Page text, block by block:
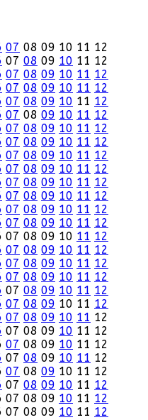
07 08 09 10 11 12
07 08 09 10 11 12
07 08 09 10 11 12
07 08 09 10 11 12
07 08 09 10 11 12
07 08 09 10 11 12
07 08 09 10 11 12
07 08 09 10 11 12
07 08 09 10 11 12
07 08 09 10 11 12
07 08 09 10 11 12
07 08 09 10 11 12
07 08 09 10 11 12
07 08 09 10 11 12
07 08 09 10 11 12
07 08 09 10 11 12
07 08 09 10 11 12
07 08 09 10 11 12
07 08 09 10 11 12
07 08 09 10 11 12
07 08 09 10 11 12
07 08 09 10 11 12
07 08 09 10 11 12
07 08 09 10 11 12
07 08 09 10 11 12
07 08 09 10 11 12
07 08 09 10 11 12
07 08 09 10 11 12